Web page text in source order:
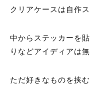
クリアケースは自作
中からステッカーを
りなどアイディアは
ただ好きなものを挟む